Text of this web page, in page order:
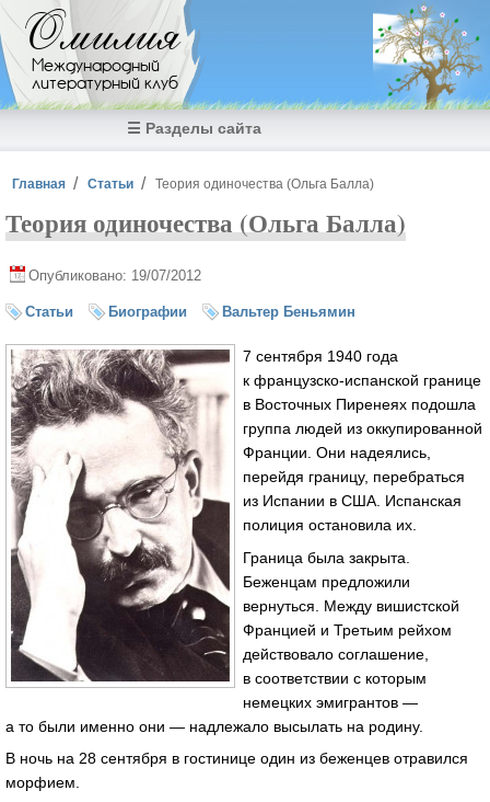
Перейти к основному содержанию
Омилия
Международный
литературный клуб
☰ Разделы сайта
Вы здесь
Главная Статьи Теория одиночества (Ольга Балла)
Теория одиночества (Ольга Балла)
Опубликовано: 19/07/2012
Статьи Биографии Вальтер Беньямин
7 сентября 1940 года
к французско-испанской границе
в Восточных Пиренеях подошла
группа людей из оккупированной
Франции. Они надеялись,
перейдя границу, перебраться
из Испании в США. Испанская
полиция остановила их.
Граница была закрыта.
Беженцам предложили
вернуться. Между вишистской
Францией и Третьим рейхом
действовало соглашение,
в соответствии с которым
немецких эмигрантов —
а то были именно они — надлежало высылать на родину.
В ночь на 28 сентября в гостинице один из беженцев отравился
морфием.